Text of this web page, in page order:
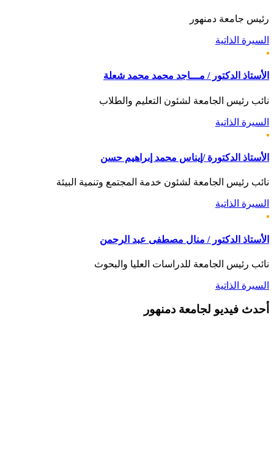
رئيس جامعة دمنهور
السيرة الذاتية
الأستاذ الدكتور / مـــاجد محمد محمد شعلة
نائب رئيس الجامعة لشئون التعليم والطلاب
السيرة الذاتية
الأستاذ الدكتورة /إيناس محمد إبراهيم حسن
نائب رئيس الجامعة لشئون خدمة المجتمع وتنمية البيئة
السيرة الذاتية
الأستاذ الدكتور / منال مصطفى عبد الرحمن
نائب رئيس الجامعة للدراسات العليا والبحوث
السيرة الذاتية
أحدث فيديو لجامعة دمنهور